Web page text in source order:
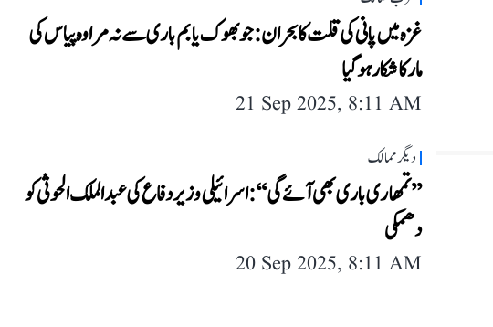
غزہ میں پانی کی قلت کا بحران: جو بھوک یا بم باری سے نہ مرا وہ پیاس کی
مار کا شکار ہو گیا
21 Sep 2025, 8:11 AM
دیگر ممالک
’’تمھاری باری بھی آئے گی‘‘: اسرائیلی وزیر دفاع کی عبد الملک الحوثی کو
دھمکی
20 Sep 2025, 8:11 AM